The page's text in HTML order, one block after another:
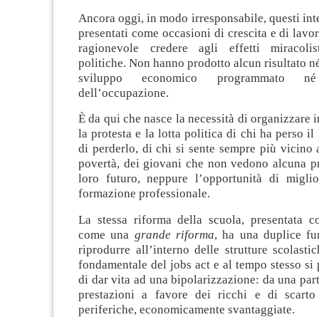
Ancora oggi, in modo irresponsabile, questi
presentati come occasioni di crescita e di
ragionevole credere agli effetti
politiche. Non hanno prodotto alcun risultato
sviluppo economico programmato
dell’occupazione.
È da qui che nasce la necessità di organizzare
la protesta e la lotta politica di chi ha perso il
di perderlo, di chi si sente sempre più vicino
povertà, dei giovani che non vedono alcuna
loro futuro, neppure l’opportunità di
formazione professionale.
La stessa riforma della scuola, presentata
come una grande riforma, ha una duplice
riprodurre all’interno delle strutture
fondamentale del jobs act e al tempo stesso si
di dar vita ad una bipolarizzazione: da una
prestazioni a favore dei ricchi e di
periferiche, economicamente svantaggiate.